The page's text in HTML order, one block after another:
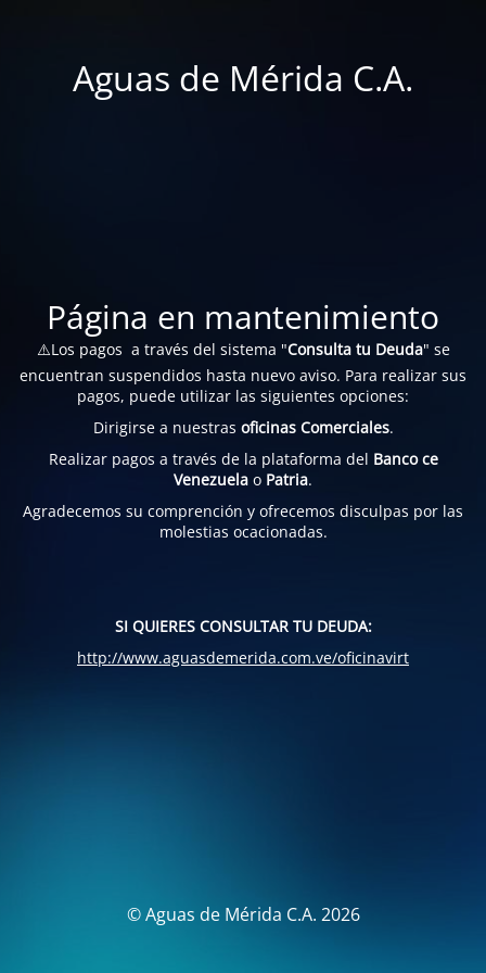
Aguas de Mérida C.A.
Página en mantenimiento
⚠️Los pagos a través del sistema "Consulta tu Deuda" se
encuentran suspendidos hasta nuevo aviso. Para realizar sus
pagos, puede utilizar las siguientes opciones:
Dirigirse a nuestras oficinas Comerciales.
Realizar pagos a través de la plataforma del Banco ce
Venezuela o Patria.
Agradecemos su comprención y ofrecemos disculpas por las
molestias ocacionadas.
SI QUIERES CONSULTAR TU DEUDA:
http://www.aguasdemerida.com.ve/oficinavirt
© Aguas de Mérida C.A. 2026